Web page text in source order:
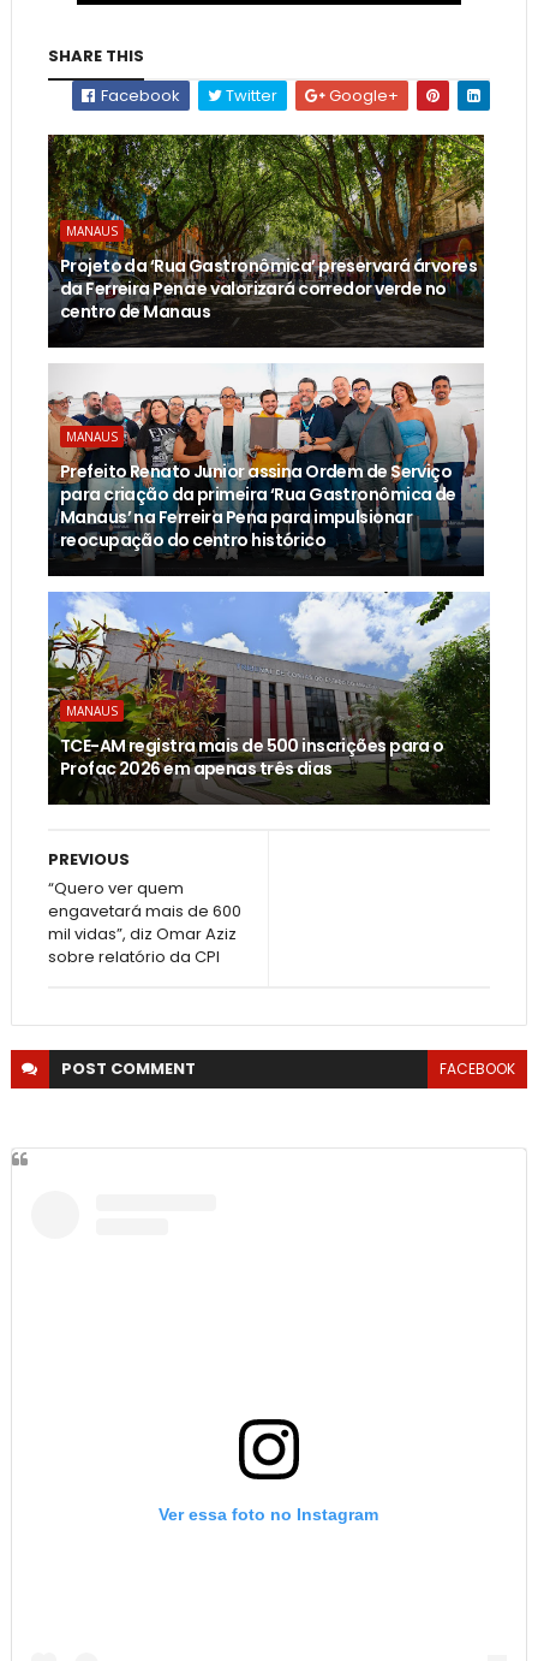
SHARE THIS
Facebook
Twitter Google+
MANAUS
Projeto da ‘Rua Gastronômica’ preservará árvores
da Ferreira Pena e valorizará corredor verde no
centro de Manaus
MANAUS
Prefeito Renato Junior assina Ordem de Serviço
para criação da primeira ‘Rua Gastronômica de
Manaus’ na Ferreira Pena para impulsionar
reocupação do centro histórico
MANAUS
TCE-AM registra mais de 500 inscrições para o
Profac 2026 em apenas três dias
PREVIOUS
“Quero ver quem
engavetará mais de 600
mil vidas”, diz Omar Aziz
sobre relatório da CPI
POST COMMENT FACEBOOK
Ver essa foto no Instagram